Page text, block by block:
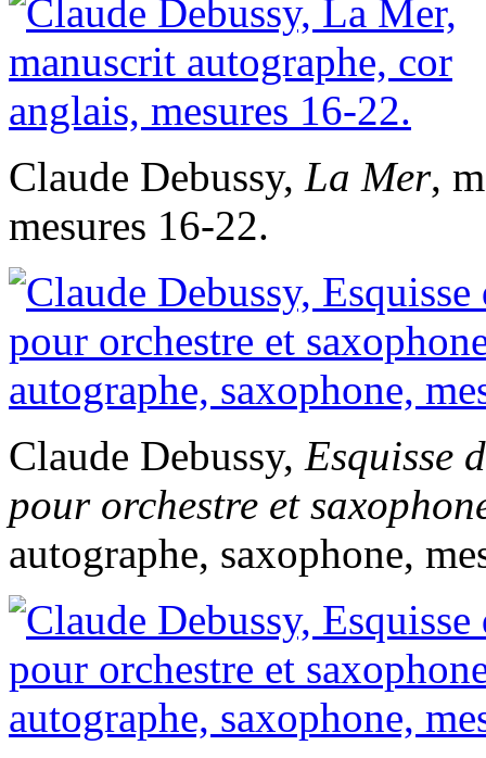
Claude Debussy, La Mer,
mesures 16-22.
Claude Debussy, Esquisse
pour orchestre et
autographe, saxophone,